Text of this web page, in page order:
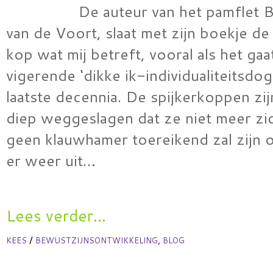
De auteur van het pamflet
van de Voort, slaat met zijn boekje
kop wat mij betreft, vooral als het
vigerende ‘dikke ik-
laatste decennia. De spijkerkoppen
diep weggeslagen dat ze niet meer
geen klauwhamer toereikend zal zijn
er weer uit…
Lees verder...
KEES / BEWUSTZIJNSONTWIKKELING, BLOG